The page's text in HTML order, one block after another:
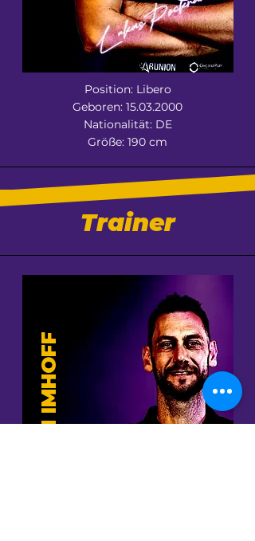
Position: Libero
Geboren: 15.03.2000
Nationalität: DE
Größe: 190 cm
Trainer
CHRISTIAN IMHOFF